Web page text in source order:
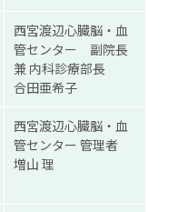
西宮渡辺心臓脳・血
管センター 副院長
兼 内科診療部長
合田亜希子
西宮渡辺心臓脳・血
管センター 管理者
増山 理